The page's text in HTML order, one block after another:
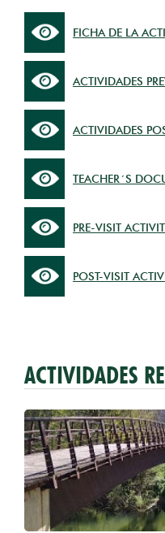
FICHA DE LA
ACTIVIDADES
ACTIVIDADES
TEACHER´S
PRE-VISIT
POST-VISIT
ACTIVIDADES